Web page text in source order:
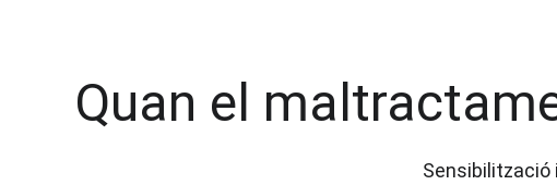
Quan el
Sensibilització